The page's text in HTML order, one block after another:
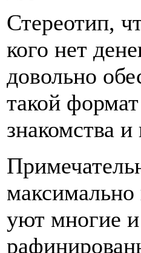
Стереотип,
кого нет
довольно
такой
знакомства
уют многие и